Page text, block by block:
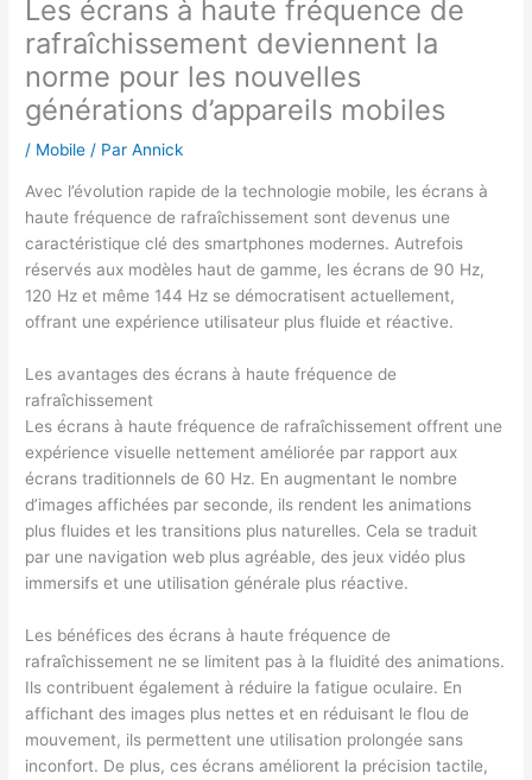
Les écrans à haute fréquence de
rafraîchissement deviennent la
norme pour les nouvelles
générations d’appareils mobiles
/ Mobile / ParAnnick
Avec l’évolution rapide de la technologie mobile, les écrans à
haute fréquence de rafraîchissement sont devenus une
caractéristique clé des smartphones modernes. Autrefois
réservés aux modèles haut de gamme, les écrans de 90 Hz,
120 Hz et même 144 Hz se démocratisent actuellement,
offrant une expérience utilisateur plus fluide et réactive.
Les avantages des écrans à haute fréquence de
rafraîchissement
Les écrans à haute fréquence de rafraîchissement offrent une
expérience visuelle nettement améliorée par rapport aux
écrans traditionnels de 60 Hz. En augmentant le nombre
d’images affichées par seconde, ils rendent les animations
plus fluides et les transitions plus naturelles. Cela se traduit
par une navigation web plus agréable, des jeux vidéo plus
immersifs et une utilisation générale plus réactive.
Les bénéfices des écrans à haute fréquence de
rafraîchissement ne se limitent pas à la fluidité des animations.
Ils contribuent également à réduire la fatigue oculaire. En
affichant des images plus nettes et en réduisant le flou de
mouvement, ils permettent une utilisation prolongée sans
inconfort. De plus, ces écrans améliorent la précision tactile,